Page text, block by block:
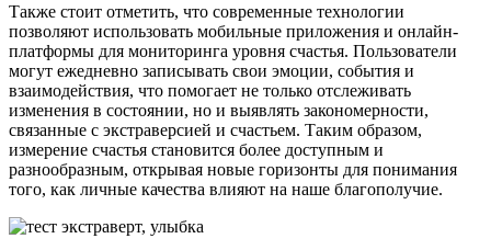
Также стоит отметить, что современные технологии
позволяют использовать мобильные приложения и онлайн-
платформы для мониторинга уровня счастья. Пользователи
могут ежедневно записывать свои эмоции, события и
взаимодействия, что помогает не только отслеживать
изменения в состоянии, но и выявлять закономерности,
связанные с экстраверсией и счастьем. Таким образом,
измерение счастья становится более доступным и
разнообразным, открывая новые горизонты для понимания
того, как личные качества влияют на наше благополучие.